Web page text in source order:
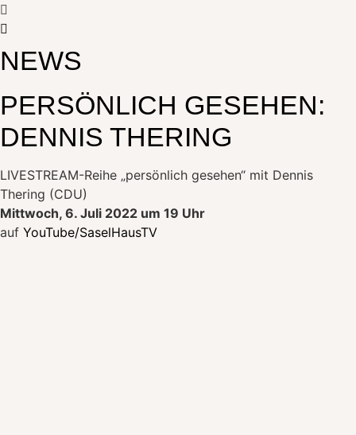
NEWS
PERSÖNLICH GESEHEN:
DENNIS THERING
LIVESTREAM-Reihe „persönlich gesehen“ mit Dennis
Thering (CDU)
Mittwoch, 6. Juli 2022 um 19 Uhr
auf YouTube/SaselHausTV